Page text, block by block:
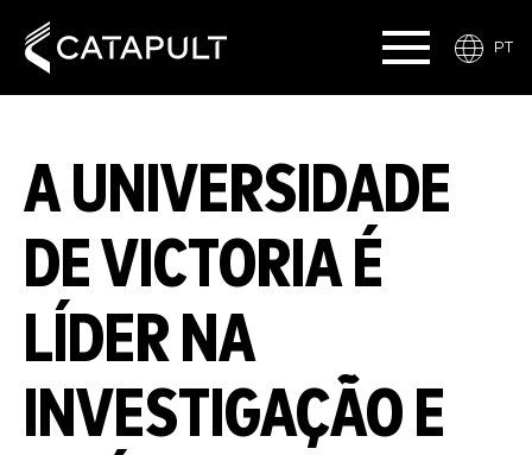
PT
A UNIVERSIDADE
DE VICTORIA É
LÍDER NA
INVESTIGAÇÃO E